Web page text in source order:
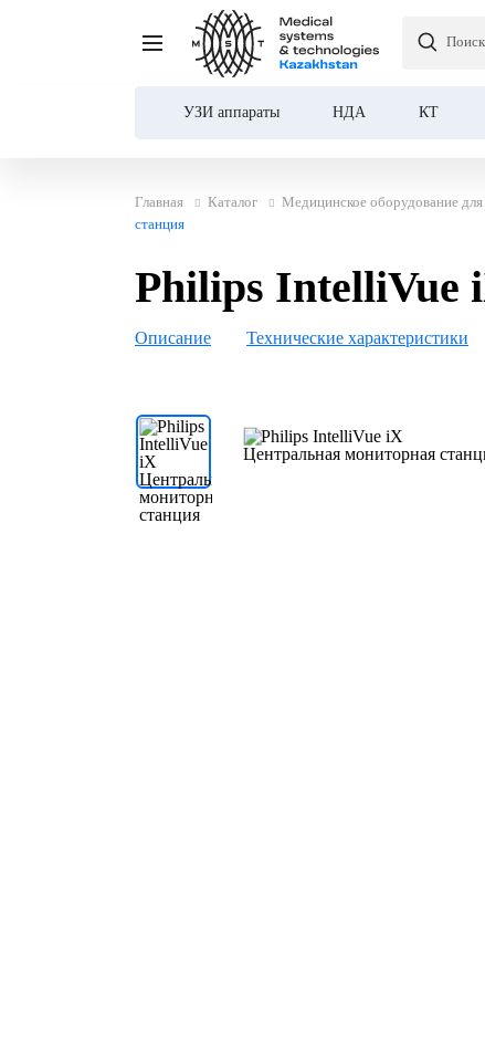
УЗИ аппараты НДА КТ
Главная Каталог Медицинское оборудование
станция
Philips IntelliVue iX
Philips IntelliVue
Описание Технические характеристики